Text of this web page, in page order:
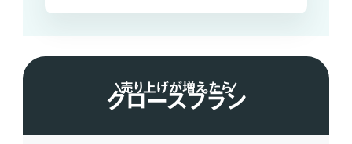
売り上げが増えたら
グロースプラン